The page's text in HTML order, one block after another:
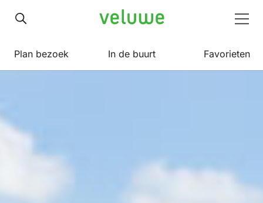
Veluwe
Plan bezoek In de buurt Favorieten